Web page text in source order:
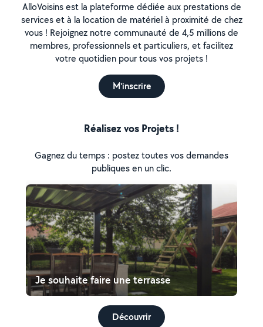
AlloVoisins est la plateforme dédiée aux prestations de
services et à la location de matériel à proximité de chez
vous ! Rejoignez notre communauté de 4,5 millions de
membres, professionnels et particuliers, et facilitez
votre quotidien pour tous vos projets !
M'inscrire
Réalisez vos Projets !
Gagnez du temps : postez toutes vos demandes
publiques en un clic.
Je souhaite faire une terrasse
Découvrir